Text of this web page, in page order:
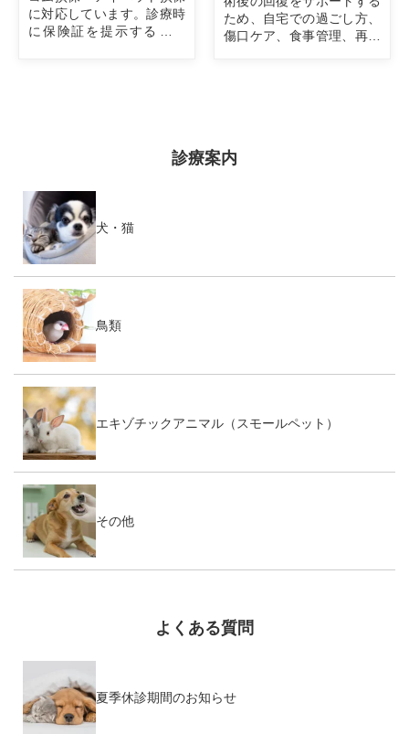
に対応しています。診療時
に保険証を提示するだけ
ため、自宅での過ごし方、
傷口ケア、食事管理、再診
診療案内
犬・猫
鳥類
エキゾチックアニマル（スモールペット）
その他
よくある質問
夏季休診期間のお知らせ